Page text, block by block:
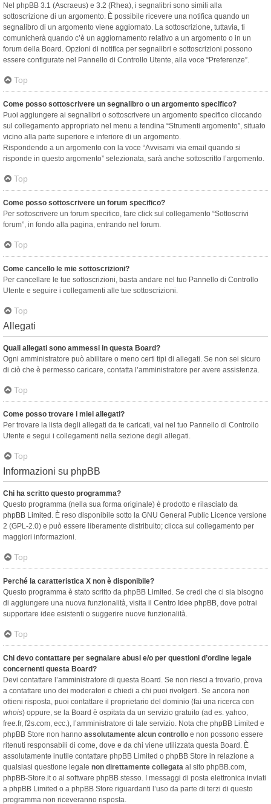
Nel phpBB 3.1 (Ascraeus) e 3.2 (Rhea), i segnalibri sono simili alla
sottoscrizione di un argomento. È possibile ricevere una notifica quando un
segnalibro di un argomento viene aggiornato. La sottoscrizione, tuttavia, ti
comunicherà quando c’è un aggiornamento relativo a un argomento o in un
forum della Board. Opzioni di notifica per segnalibri e sottoscrizioni possono
essere configurate nel Pannello di Controllo Utente, alla voce “Preferenze”.
Top
Come posso sottoscrivere un segnalibro o un argomento specifico?
Puoi aggiungere ai segnalibri o sottoscrivere un argomento specifico cliccando
sul collegamento appropriato nel menu a tendina “Strumenti argomento”, situato
vicino alla parte superiore e inferiore di un argomento.
Rispondendo a un argomento con la voce “Avvisami via email quando si
risponde in questo argomento” selezionata, sarà anche sottoscritto l’argomento.
Top
Come posso sottoscrivere un forum specifico?
Per sottoscrivere un forum specifico, fare click sul collegamento “Sottoscrivi
forum”, in fondo alla pagina, entrando nel forum.
Top
Come cancello le mie sottoscrizioni?
Per cancellare le tue sottoscrizioni, basta andare nel tuo Pannello di Controllo
Utente e seguire i collegamenti alle tue sottoscrizioni.
Top
Allegati
Quali allegati sono ammessi in questa Board?
Ogni amministratore può abilitare o meno certi tipi di allegati. Se non sei sicuro
di ciò che è permesso caricare, contatta l’amministratore per avere assistenza.
Top
Come posso trovare i miei allegati?
Per trovare la lista degli allegati da te caricati, vai nel tuo Pannello di Controllo
Utente e segui i collegamenti nella sezione degli allegati.
Top
Informazioni su phpBB
Chi ha scritto questo programma?
Questo programma (nella sua forma originale) è prodotto e rilasciato da
phpBB Limited . È reso disponibile sotto la GNU General Public Licence versione
2 (GPL-2.0) e può essere liberamente distribuito; clicca sul collegamento per
maggiori informazioni.
Top
Perché la caratteristica X non è disponibile?
Questo programma è stato scritto da phpBB Limited. Se credi che ci sia bisogno
di aggiungere una nuova funzionalità, visita il Centro Idee phpBB, dove potrai
supportare idee esistenti o suggerire nuove funzionalità.
Top
Chi devo contattare per segnalare abusi e/o per questioni d’ordine legale
concernenti questa Board?
Devi contattare l’amministratore di questa Board. Se non riesci a trovarlo, prova
a contattare uno dei moderatori e chiedi a chi puoi rivolgerti. Se ancora non
ottieni risposta, puoi contattare il proprietario del dominio (fai una ricerca con
whois) oppure, se la Board è ospitata da un servizio gratuito (ad es. yahoo,
free.fr, f2s.com, ecc.), l’amministratore di tale servizio. Nota che phpBB Limited e
phpBB Store non hanno assolutamente alcun controllo e non possono essere
ritenuti responsabili di come, dove e da chi viene utilizzata questa Board. È
assolutamente inutile contattare phpBB Limited o phpBB Store in relazione a
qualsiasi questione legale non direttamente collegata al sito phpBB.com,
phpBB-Store.it o al software phpBB stesso. I messaggi di posta elettronica inviati
a phpBB Limited o a phpBB Store riguardanti l’uso da parte di terzi di questo
programma non riceveranno risposta.